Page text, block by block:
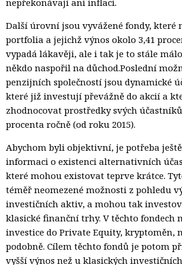
Další úrovní jsou vyvážené fondy, které
portfolia a jejichž výnos okolo 3,41
vypadá lákavěji, ale i tak je to stále
někdo naspořil na důchod.Poslední
penzijních společností jsou dynamické
které již investují převážně do akcií a
zhodnocovat prostředky svých
procenta ročně (od roku 2015).
Abychom byli objektivní, je potřeba
informaci o existenci alternativních
které mohou existovat teprve krátce.
téměř neomezené možnosti z pohledu
investičních aktiv, a mohou tak
klasické finanční trhy. V těchto fondech
investice do Private Equity, kryptoměn,
podobně. Cílem těchto fondů je potom
vyšší výnos než u klasických